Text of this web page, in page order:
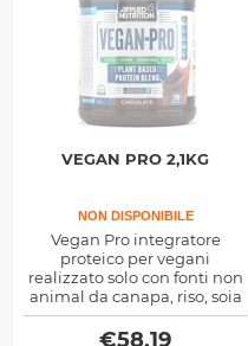
VEGAN PRO 2,1KG
NON DISPONIBILE
Vegan Pro integratore
proteico per vegani
realizzato solo con fonti non
animal da canapa, riso, soia
e pisello, profilo
amminoacidico completo
€58,19